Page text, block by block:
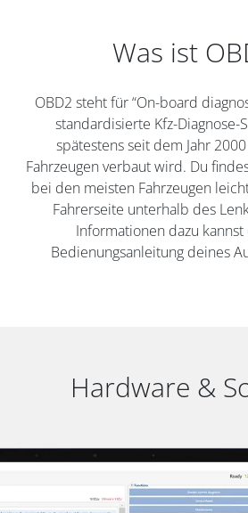
Was ist
OBD2 steht für “On-board
standardisierte Kfz-Diagnose-
spätestens seit dem Jahr
Fahrzeugen verbaut wird. Du
bei den meisten Fahrzeugen
Fahrerseite unterhalb des
Informationen dazu
Bedienungsanleitung deines
Hardware &